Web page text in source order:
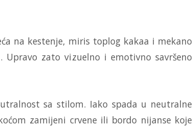
na kestenje, miris toplog kakaa i mekano
zato vizuelno i emotivno savršeno
sa stilom. Iako spada u neutralne
zamijeni crvene ili bordo nijanse koje